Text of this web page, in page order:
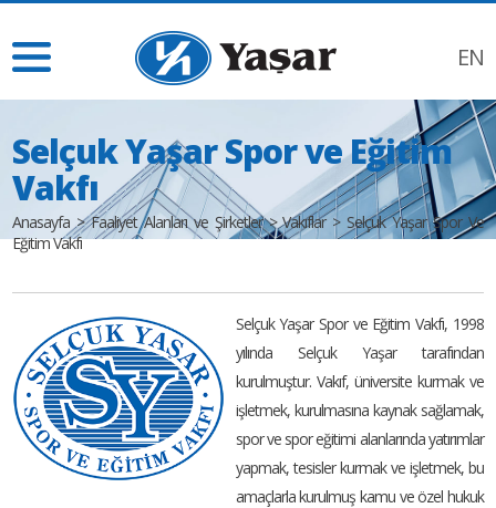
EN
Selçuk Yaşar Spor ve Eğitim
Vakfı
Anasayfa > Faaliyet Alanları ve Şirketler > Vakıflar > Selçuk Yaşar Spor Ve
Eğitim Vakfı
Selçuk Yaşar Spor ve Eğitim Vakfı, 1998
yılında Selçuk Yaşar tarafından
kurulmuştur. Vakıf, üniversite kurmak ve
işletmek, kurulmasına kaynak sağlamak,
spor ve spor eğitimi alanlarında yatırımlar
yapmak, tesisler kurmak ve işletmek, bu
amaçlarla kurulmuş kamu ve özel hukuk